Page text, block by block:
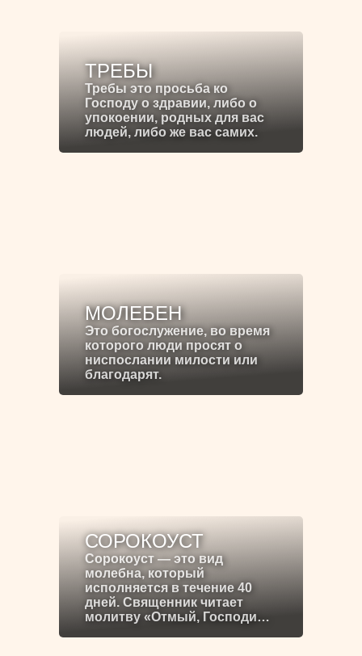
ТРЕБЫ
Требы это просьба ко
Господу о здравии, либо о
упокоении, родных для вас
людей, либо же вас самих.
МОЛЕБЕН
Это богослужение, во время
которого люди просят о
ниспослании милости или
благодарят.
СОРОКОУСТ
Сорокоуст — это вид
молебна, который
исполняется в течение 40
дней. Священник читает
молитву «Отмый, Господи…